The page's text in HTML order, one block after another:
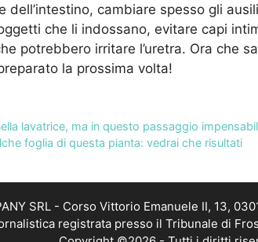
dell’intestino, cambiare spesso gli
che li indossano, evitare capi
potrebbero irritare l’uretra. Ora che
la prossima volta!
lavatrice, ma in questo passaggio
foglia di questa pianta: vedrai che risultati
SRL - Corso Vittorio Emanuele II, 13,
registrata presso il Tribunale di